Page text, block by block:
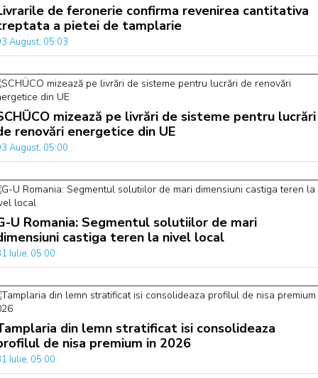
de feronerie confirma revenirea cantitativa
a pietei de tamplarie
August, 05:03
mizează pe livrări de sisteme pentru lucrări
renovări energetice din UE
August, 05:00
U Romania: Segmentul solutiilor de mari
castiga teren la nivel local
Iulie, 05:00
din lemn stratificat isi consolideaza
de nisa premium in 2026
Iulie, 05:00